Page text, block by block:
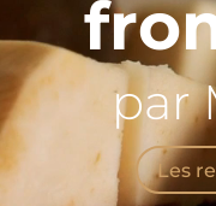
par
Les